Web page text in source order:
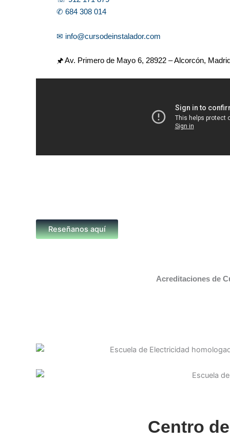
✆ 684 308 014
✉ info@cursodeinstalador.com
🖈 Av. Primero de Mayo 6, 28922 – Alcorcón,
Reseñanos aquí
Acreditaciones de
Centro